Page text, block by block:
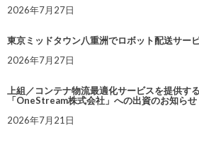
2026年7月27日
東京ミッドタウン八重洲でロボット配送サー
2026年7月27日
上組／コンテナ物流最適化サービスを提供す
「OneStream株式会社」への出資のお知らせ
2026年7月21日